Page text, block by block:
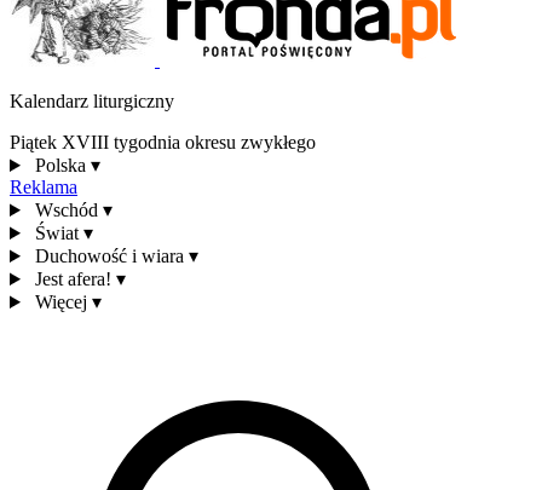
Kalendarz liturgiczny
Piątek XVIII tygodnia okresu zwykłego
Polska ▾
Reklama
Wschód ▾
Świat ▾
Duchowość i wiara ▾
Jest afera! ▾
Więcej ▾